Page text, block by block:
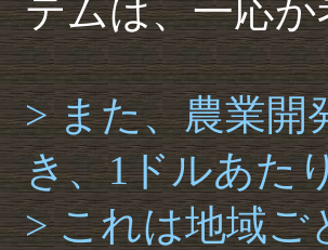
テムは、一応
> また、農業開
き、1ドルあた
> これは地域ご